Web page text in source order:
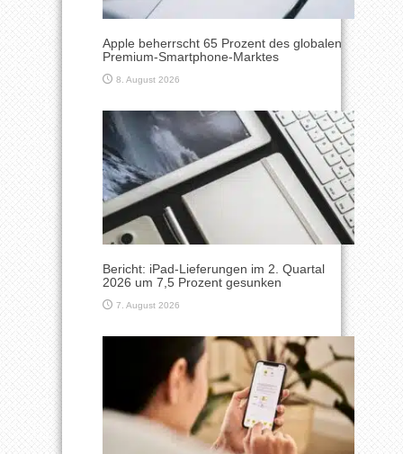
Apple beherrscht 65 Prozent des globalen
Premium-Smartphone-Marktes
8. August 2026
Bericht: iPad-Lieferungen im 2. Quartal
2026 um 7,5 Prozent gesunken
7. August 2026